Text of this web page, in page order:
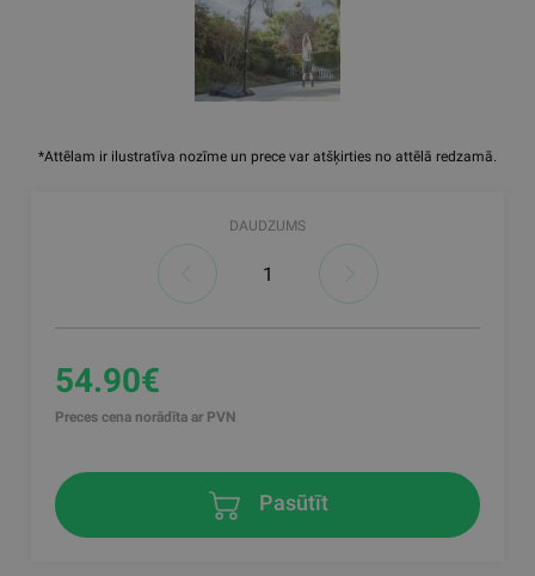
*Attēlam ir ilustratīva nozīme un prece var atšķirties no attēlā redzamā.
DAUDZUMS
54.90€
Preces cena norādīta ar PVN
Pasūtīt